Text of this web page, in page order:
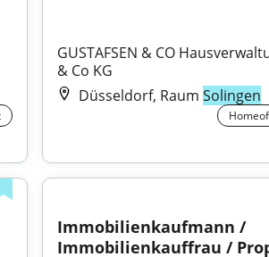
GUSTAFSEN & CO
& Co KG
Düsseldorf, RaumSolingen
Immobilienkaufmann /
Immobilienkauffrau /